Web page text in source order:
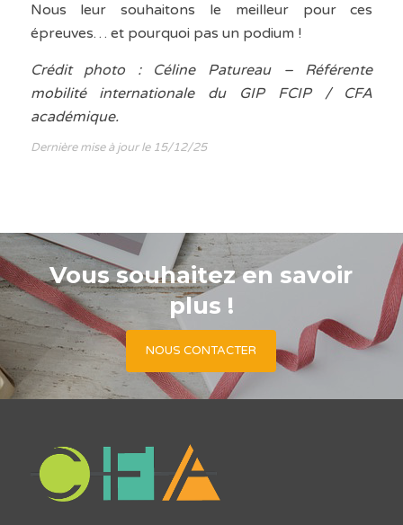
Nous leur souhaitons le meilleur pour ces
épreuves… et pourquoi pas un podium !
Crédit photo : Céline Patureau – Référente
mobilité internationale du GIP FCIP / CFA
académique.
Dernière mise à jour le 15/12/25
Vous souhaitez en savoir
plus !
NOUS CONTACTER